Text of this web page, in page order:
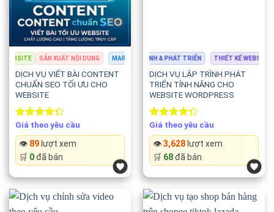
SẢN XUẤT NỘI DUNG MARKETING & QUẢNG CÁO SEO & TỐI ƯU WEBSITE
DỊCH VỤ VIẾT BÀI CONTENT
CHUẨN SEO TỐI ƯU CHO
WEBSITE
Rated
4.33out
of 5
Giá theo yêu cầu
👁️ 89lượt xem
🛒 0đã bán
THIẾT KẾ WEBSITE LẬP TRÌNH & PHÁT TRIỂN THIẾT KẾ WEBSITE
DỊCH VỤ LẬP TRÌNH PHÁT
TRIỂN TÍNH NĂNG CHO
WEBSITE WORDPRESS
Rated
4.33out
of 5
Giá theo yêu cầu
👁️3,628lượt xem
🛒 68đã bán